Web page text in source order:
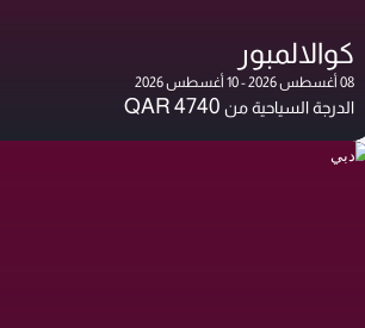
كوالالمبور
08 أغسطس 2026 - 10 أغسطس 2026
الدرجة السياحية من QAR 4740